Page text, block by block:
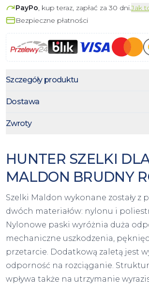
PayPo, kup teraz, zapłać za 30 dni.Jak
Bezpieczne płatności
Szczegóły produktu
Dostawa
Zwroty
HUNTER SZELKI
MALDON BRUDNY
Szelki Maldon wykonane zostały z
dwóch materiałów: nylonu i
Nylonowe paski wyróżnia duża
mechaniczne uszkodzenia,
przetarcie. Dodatkową zaletą jest
odporność na rozciąganie.
wpływa także na utrzymanie